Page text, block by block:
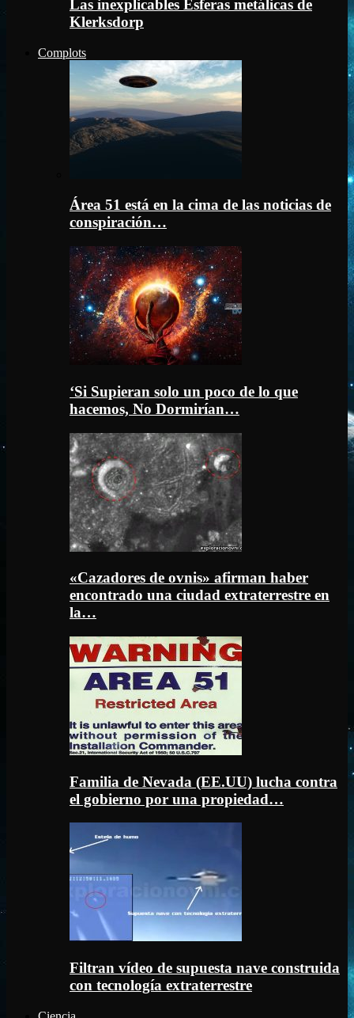
Las inexplicables Esferas metálicas de
Klerksdorp
Complots
Área 51 está en la cima de las noticias de
conspiración…
‘Si Supieran solo un poco de lo que
hacemos, No Dormirían…
«Cazadores de ovnis» afirman haber
encontrado una ciudad extraterrestre en
la…
Familia de Nevada (EE.UU) lucha contra
el gobierno por una propiedad…
Filtran vídeo de supuesta nave construida
con tecnología extraterrestre